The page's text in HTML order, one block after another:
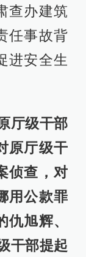
查办建筑
任事故背
进安全生
厅级干部
原厅级干
侦查，对
用公款罪
旭辉、
干部提起